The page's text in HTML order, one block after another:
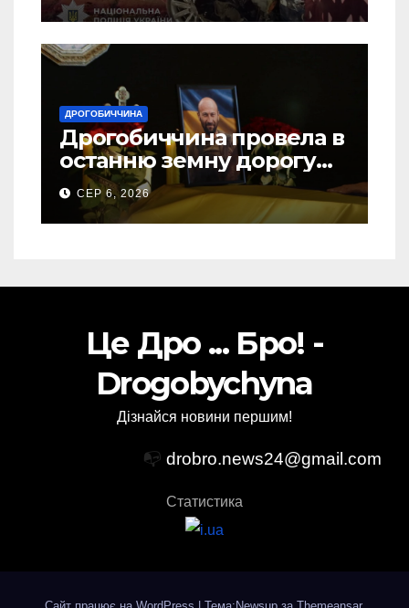
ДРОГОБИЧЧИНА
Дрогобиччина провела в
останню земну дорогу
свого Захисника – Олега
Торського
СЕР 6, 2026
Це Дро ... Бро! -
Drogobychyna
Дізнайся новини першим!
📭 drobro.news24@gmail.com
Статистика